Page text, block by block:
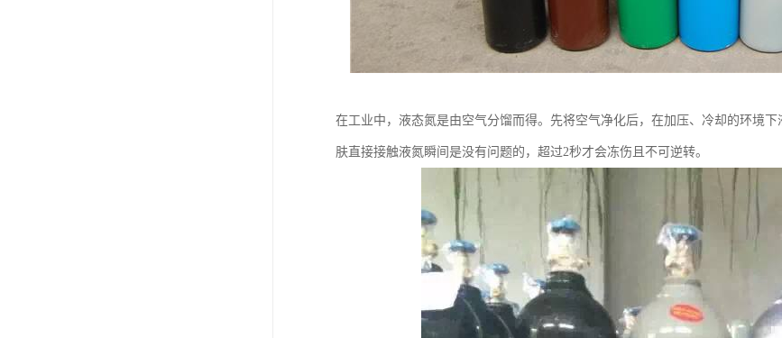
在工业中，液态氮是由空气分馏而得。先将空气净化后，在加压、冷却的环境
肤直接接触液氮瞬间是没有问题的，超过2秒才会冻伤且不可逆转。